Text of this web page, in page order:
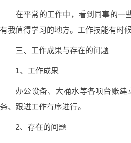
在平常的工作中，看到同事的一
有我值得学习的地方。工作技能有时
三、工作成果与存在的问题
1、工作成果
办公设备、大桶水等各项台账
务、跟进工作有序进行。
2、存在的问题